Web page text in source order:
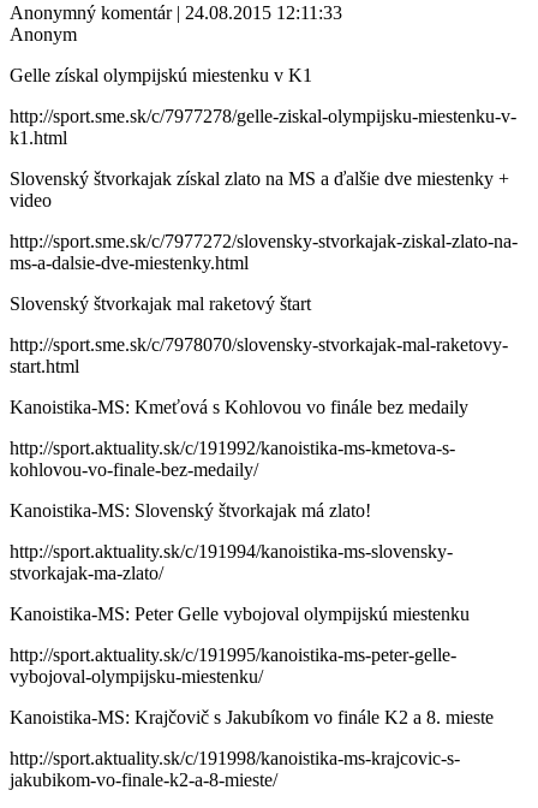
Anonymný komentár | 24.08.2015 12:11:33
Anonym
Gelle získal olympijskú miestenku v K1
http://sport.sme.sk/c/7977278/gelle-ziskal-olympijsku-miestenku-v-
k1.html
Slovenský štvorkajak získal zlato na MS a ďalšie dve miestenky +
video
http://sport.sme.sk/c/7977272/slovensky-stvorkajak-ziskal-zlato-na-
ms-a-dalsie-dve-miestenky.html
Slovenský štvorkajak mal raketový štart
http://sport.sme.sk/c/7978070/slovensky-stvorkajak-mal-raketovy-
start.html
Kanoistika-MS: Kmeťová s Kohlovou vo finále bez medaily
http://sport.aktuality.sk/c/191992/kanoistika-ms-kmetova-s-
kohlovou-vo-finale-bez-medaily/
Kanoistika-MS: Slovenský štvorkajak má zlato!
http://sport.aktuality.sk/c/191994/kanoistika-ms-slovensky-
stvorkajak-ma-zlato/
Kanoistika-MS: Peter Gelle vybojoval olympijskú miestenku
http://sport.aktuality.sk/c/191995/kanoistika-ms-peter-gelle-
vybojoval-olympijsku-miestenku/
Kanoistika-MS: Krajčovič s Jakubíkom vo finále K2 a 8. mieste
http://sport.aktuality.sk/c/191998/kanoistika-ms-krajcovic-s-
jakubikom-vo-finale-k2-a-8-mieste/